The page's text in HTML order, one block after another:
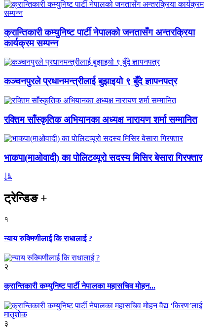
क्रान्तिकारी कम्युनिष्ट पार्टी नेपालको जनतासँग अन्तरक्रिया
कार्यक्रम सम्पन्न
कञ्चनपुरले प्रधानमन्त्रीलाई बुझाइयो ९ बुँदे ज्ञापनपत्र
रक्तिम साँस्कृतिक अभियानका अध्यक्ष नारायण शर्मा सम्मानित
भाकपा(माओवादी) का पोलिटव्यूरो सदस्य मिसिर बेसारा गिरफ्तार
ट्रेन्डिङ+
१
न्याय रुक्मिणीलाई कि राधालाई ?
२
क्रान्तिकारी कम्युनिष्ट पार्टी नेपालका महासचिव मोहन...
३